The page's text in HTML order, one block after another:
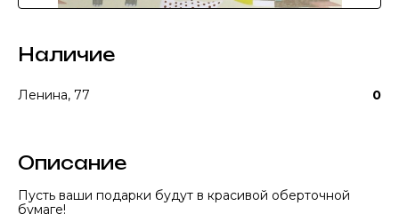
Наличие
Ленина, 77 0
Описание
Пусть ваши подарки будут в красивой оберточной
бумаге!